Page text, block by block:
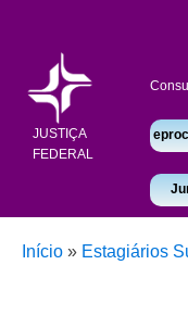
JUSTIÇA
FEDERAL
eproc
Início » Estagiários